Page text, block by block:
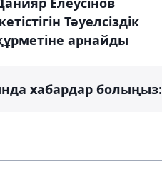
Тәуелсіздік
арнайды
хабардар болыңыз: